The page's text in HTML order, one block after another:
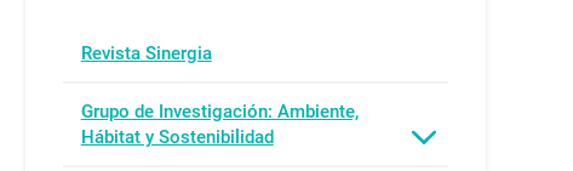
Revista Sinergia
Grupo de Investigación: Ambiente,
Hábitat y Sostenibilidad